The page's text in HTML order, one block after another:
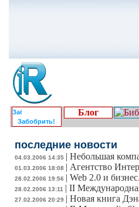
Забобрить!
Блог
последние новости
04.03.2006 14:35 | Небольшая
01.03.2006 18:08 | Агентство
28.02.2006 19:56 | Web 2.0 и бизнес
28.02.2006 13:11 | II
27.02.2006 20:29 | Новая книга